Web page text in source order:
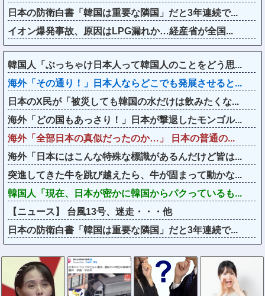
日本の防衛白書「韓国は重要な隣国」だと3年連続で...
イオン爆発事故、原因はLPG漏れか…経産省が全国...
韓国人「ぶっちゃけ日本人って韓国人のことをどう思...
海外「その通り！」日本人ならどこでも発展させると...
日本のX民が「被災しても韓国の水だけは飲みたくな...
海外「どの国もあっさり！」日本が撃退したモンゴル...
海外「全部日本の真似だったのか…」 日本の普通の...
海外「日本にはこんな特殊な標識があるんだけど皆は...
突進してきた牛を跳び越えたら、牛が固まって動かな...
韓国人「現在、日本が密かに韓国からパクっているも...
【ニュース】 台風13号、迷走・・・他
日本の防衛白書「韓国は重要な隣国」だと3年連続で...